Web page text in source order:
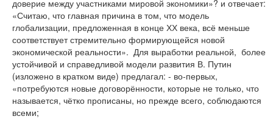
доверие между участниками мировой экономики»? и отвечает:
«Считаю, что главная причина в том, что модель
глобализации, предложенная в конце ХХ века, всё меньше
соответствует стремительно формирующейся новой
экономической реальности». Для выработки реальной, более
устойчивой и справедливой модели развития В. Путин
(изложено в кратком виде) предлагал: - во-первых,
«потребуются новые договорённости, которые не только, что
называется, чётко прописаны, но прежде всего, соблюдаются
всеми;